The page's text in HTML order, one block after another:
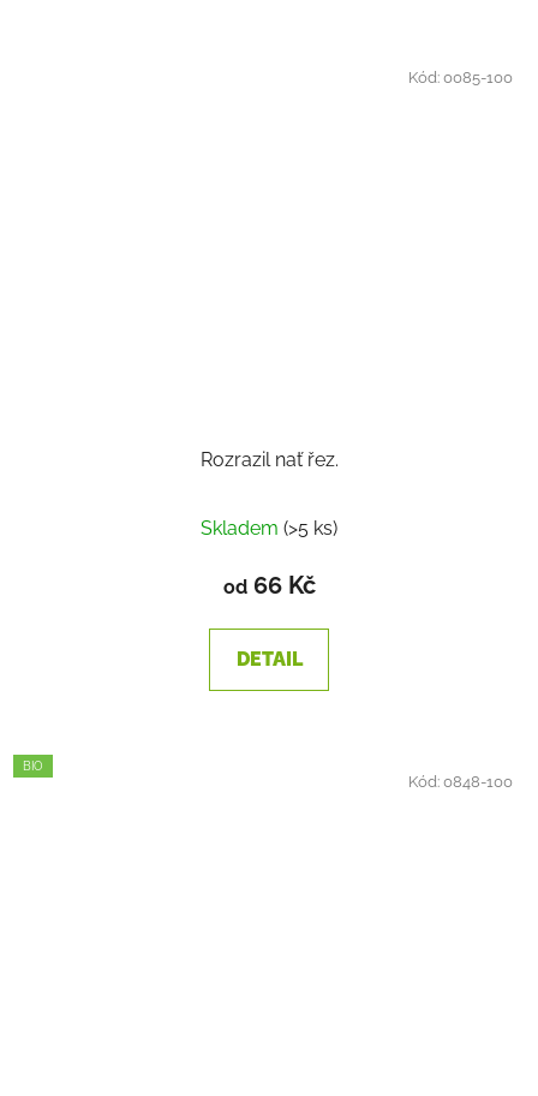
Rozrazil nať řez.
hodnocení
produktu
1,4
z
Skladem (>5 ks)
od66 Kč
DETAIL
Kód:0085-100
BIO
Kód:0848-100